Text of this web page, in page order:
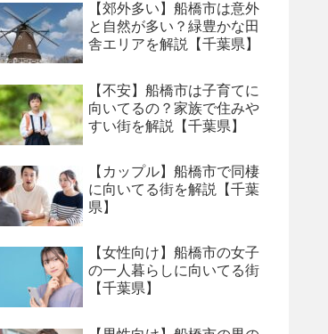
【郊外多い】船橋市は意外
と自然が多い？緑豊かな田
舎エリアを解説【千葉県】
【不安】船橋市は子育てに
向いてるの？家族で住みや
すい街を解説【千葉県】
【カップル】船橋市で同棲
に向いてる街を解説【千葉
県】
【女性向け】船橋市の女子
の一人暮らしに向いてる街
【千葉県】